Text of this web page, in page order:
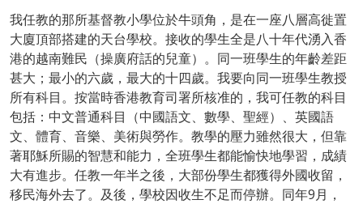
我任教的那所基督教小學位於牛頭角，是在一座八層高徙置
大廈頂部搭建的天台學校。接收的學生全是八十年代湧入香
港的越南難民（操廣府話的兒童）。同一班學生的年齡差距
甚大；最小的六歲，最大的十四歲。我要向同一班學生教授
所有科目。按當時香港教育司署所核准的，我可任教的科目
包括：中文普通科目（中國語文、數學、聖經）、英國語
文、體育、音樂、美術與勞作。教學的壓力雖然很大，但靠
著耶穌所賜的智慧和能力，全班學生都能愉快地學習，成績
大有進步。任教一年半之後，大部份學生都獲得外國收留，
移民海外去了。及後，學校因收生不足而停辦。同年9月，